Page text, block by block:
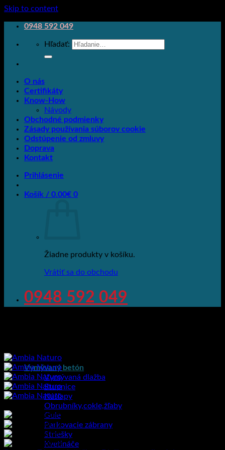
Skip to content
0948 592 049
Hľadať:
O nás
Certifikáty
Know-How
Návody
Obchodné podmienky
Zásady používania súborov cookie
Odstúpenie od zmluvy
Doprava
Kontakt
Prihlásenie
Košík / 0.00€ 0
Žiadne produkty v košíku.
Vrátiť sa do obchodu
0948 592 049
Vymývaný betón
Vymývaná dlažba
Stupnice
Nášľapy
Obrubníky,cokle,žľaby
Gule
Parkovacie zábrany
Striešky
Kvetináče